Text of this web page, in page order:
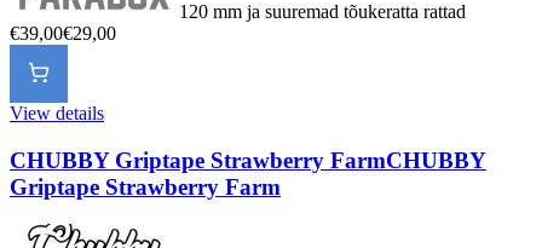
120 mm ja suuremad tõukeratta rattad
€39,00€29,00
View details
CHUBBY Griptape Strawberry FarmCHUBBY
Griptape Strawberry Farm